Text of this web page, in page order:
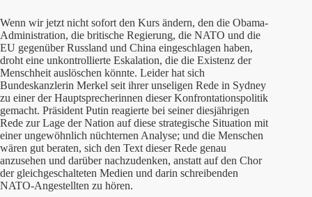
Wenn wir jetzt nicht sofort den Kurs ändern, den die Obama-
Administration, die britische Regierung, die NATO und die
EU gegenüber Russland und China eingeschlagen haben,
droht eine unkontrollierte Eskalation, die die Existenz der
Menschheit auslöschen könnte. Leider hat sich
Bundeskanzlerin Merkel seit ihrer unseligen Rede in Sydney
zu einer der Hauptsprecherinnen dieser Konfrontationspolitik
gemacht. Präsident Putin reagierte bei seiner diesjährigen
Rede zur Lage der Nation auf diese strategische Situation mit
einer ungewöhnlich nüchternen Analyse; und die Menschen
wären gut beraten, sich den Text dieser Rede genau
anzusehen und darüber nachzudenken, anstatt auf den Chor
der gleichgeschalteten Medien und darin schreibenden
NATO-Angestellten zu hören.